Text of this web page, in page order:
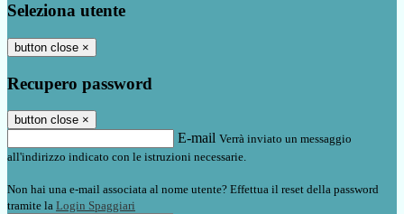
Seleziona utente
button close ×
Recupero password
button close ×
E-mail Verrà inviato un messaggio
all'indirizzo indicato con le istruzioni necessarie.
Non hai una e-mail associata al nome utente? Effettua il reset della password
tramite la Login Spaggiari